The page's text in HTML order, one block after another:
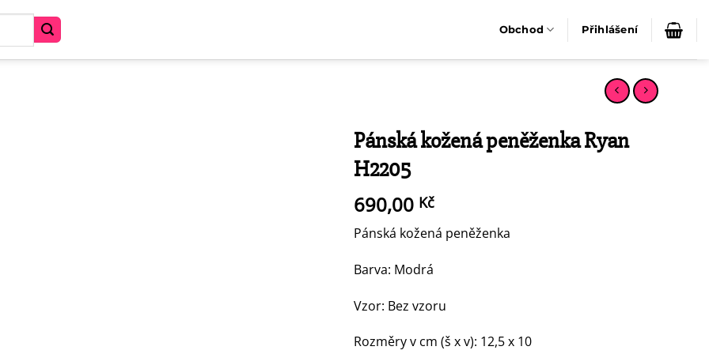
Obchod Přihlášení
Pánská kožená peněženka Ryan
H2205
690,00 Kč
Pánská kožená peněženka
Barva: Modrá
Vzor: Bez vzoru
Rozměry v cm (š x v): 12,5 x 10